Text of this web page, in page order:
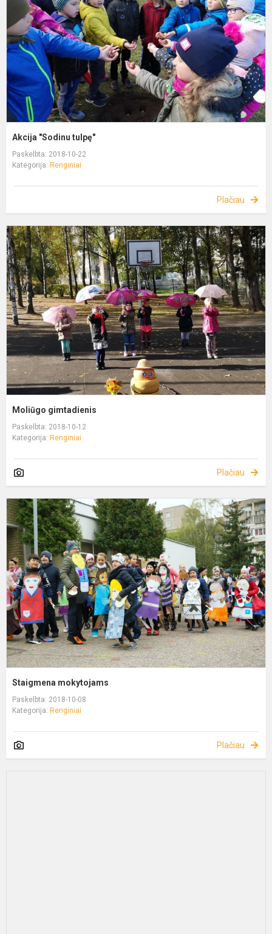
Akcija "Sodinu tulpę"
Paskelbta: 2018-10-22
Kategorija: Renginiai
Plačiau
Moliūgo gimtadienis
Paskelbta: 2018-10-12
Kategorija: Renginiai
Plačiau
Staigmena mokytojams
Paskelbta: 2018-10-08
Kategorija: Renginiai
Plačiau